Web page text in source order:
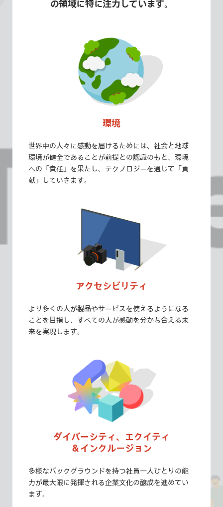
の領域に特に注力しています。
環境
世界中の人々に感動を届けるためには、社会と地球
環境が健全であることが前提との認識のもと、環境
への「責任」を果たし、テクノロジーを通じて「貢
献」していきます。
アクセシビリティ
より多くの人が製品やサービスを使えるようになる
ことを目指し、すべての人が感動を分かち合える未
来を実現します。
ダイバーシティ、 エクイティ
＆インクルージョン
多様なバックグラウンドを持つ社員一人ひとりの能
力が最大限に発揮される企業文化の醸成を進めてい
ます。